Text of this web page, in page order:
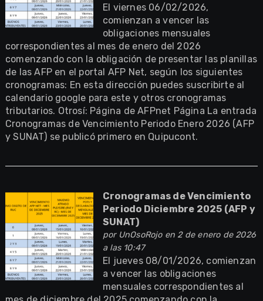
El viernes 06/02/2026,
comienzan a vencer las
obligaciones mensuales
correspondientes al mes de enero del 2026
comenzando con la obligación de presentar las planillas
de las AFP en el portal AFP Net, según los siguientes
cronogramas: En esta dirección puedes suscribirte al
calendario google para este y otros cronogramas
tributarios. Otrosí: Página de AFPnet Página La entrada
Cronogramas de Vencimiento Periodo Enero 2026 (AFP
y SUNAT) se publicó primero en Quipucont.
Cronogramas de Vencimiento
Periodo Diciembre 2025 (AFP y
SUNAT)
por UnOsoRojoen 2 de enero de 2026
a las 10:47
El jueves 08/01/2026, comienzan
a vencer las obligaciones
mensuales correspondientes al